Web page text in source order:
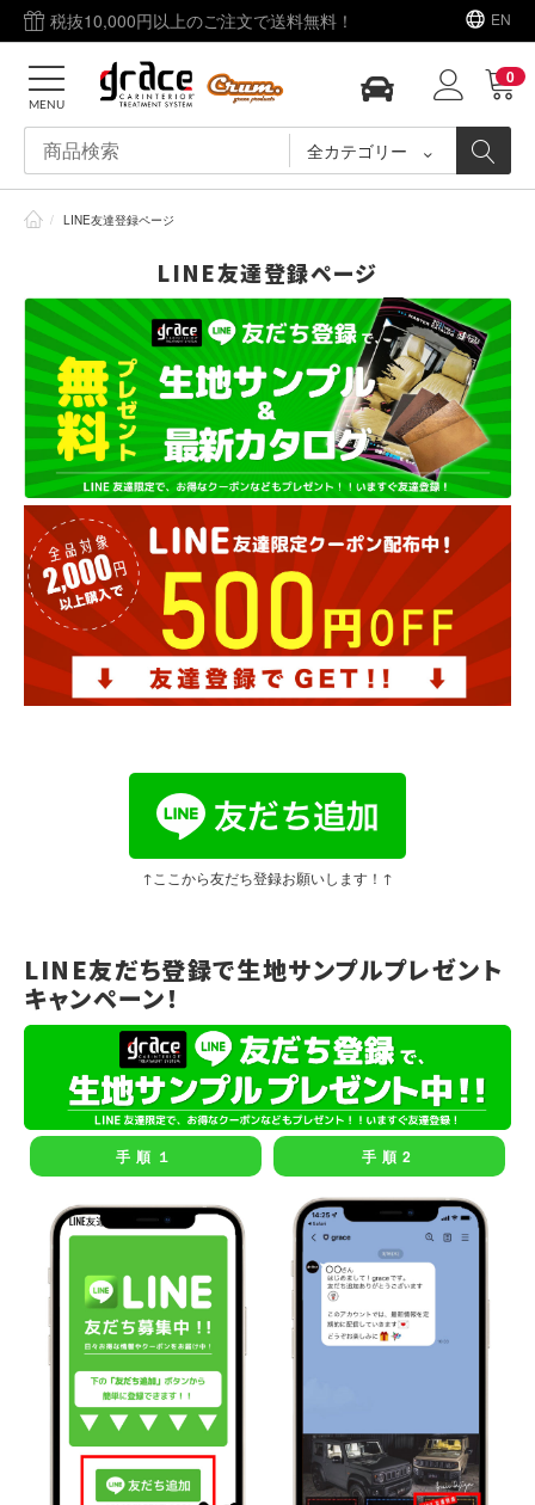
税抜10,000円以上のご注文で送料無料！ EN
全カテゴリー
0
MENU
/ LINE友達登録ページ
LINE友達登録ページ
↑ここから友だち登録お願いします！↑
LINE友だち登録で生地サンプルプレゼント
キャンペーン！
手順１ 手順2